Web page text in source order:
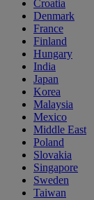
Croatia
Denmark
France
Finland
Hungary
India
Japan
Korea
Malaysia
Mexico
Middle East
Poland
Slovakia
Singapore
Sweden
Taiwan